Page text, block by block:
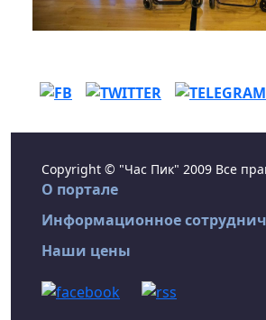
Copyright © "Час Пик" 2009 Все
О портале
Информационное
Наши цены